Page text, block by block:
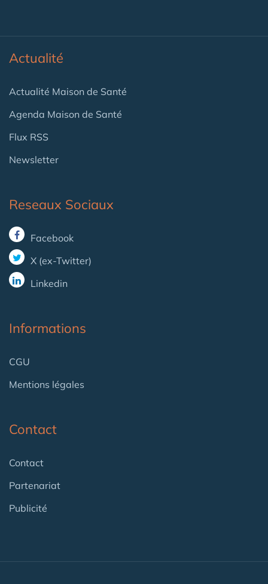
Actualité
Actualité Maison de Santé
Agenda Maison de Santé
Flux RSS
Newsletter
Reseaux Sociaux
Facebook
X (ex-Twitter)
Linkedin
Informations
CGU
Mentions légales
Contact
Contact
Partenariat
Publicité